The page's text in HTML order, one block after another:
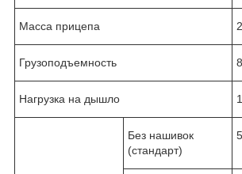
Масса прицепа
Грузоподъемность
Нагрузка на дышло
Без нашивок
(стандарт)